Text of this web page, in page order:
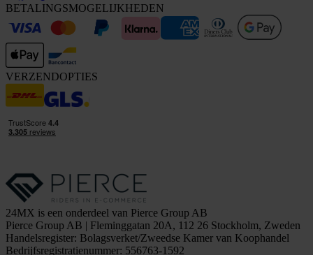
BETALINGSMOGELIJKHEDEN
VERZENDOPTIES
24MX is een onderdeel van Pierce Group AB
Pierce Group AB | Fleminggatan 20A, 112 26 Stockholm, Zweden
Handelsregister: Bolagsverket/Zweedse Kamer van Koophandel
Bedrijfsregistratienummer: 556763-1592